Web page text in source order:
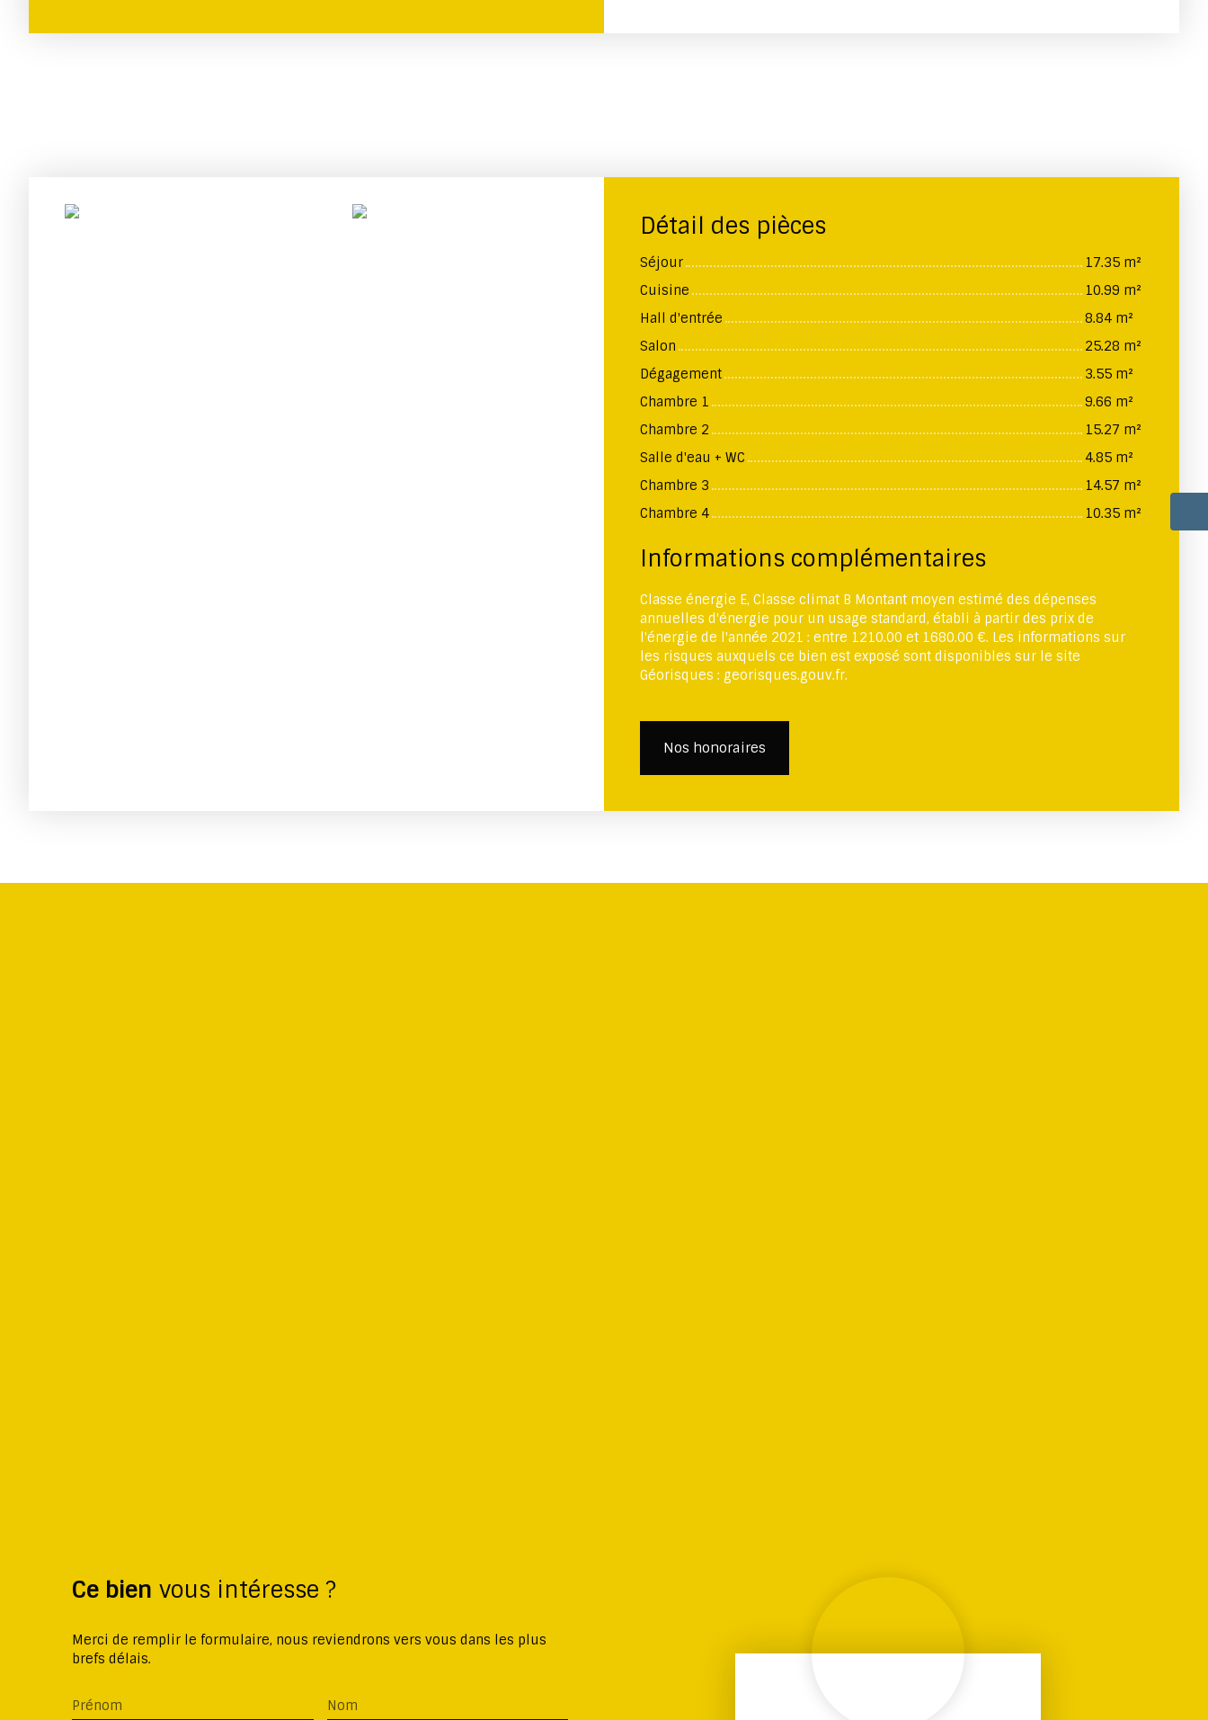
Détail des pièces
Séjour
17.35 m²
Cuisine
10.99 m²
Hall d'entrée
8.84 m²
Salon
25.28 m²
Dégagement
3.55 m²
Chambre 1
9.66 m²
Chambre 2
15.27 m²
Salle d'eau + WC
4.85 m²
Chambre 3
14.57 m²
Chambre 4
10.35 m²
Informations complémentaires
Classe énergie E, Classe climat B Montant moyen estimé des dépenses
annuelles d'énergie pour un usage standard, établi à partir des prix de
l'énergie de l'année 2021 : entre 1210.00 et 1680.00 €. Les informations sur
les risques auxquels ce bien est exposé sont disponibles sur le site
Géorisques : georisques.gouv.fr.
Nos honoraires
Ce bien vous intéresse ?
Merci de remplir le formulaire, nous reviendrons vers vous dans les plus
brefs délais.
Prénom Nom